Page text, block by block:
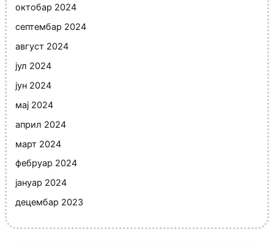
октобар 2024
септембар 2024
август 2024
јул 2024
јун 2024
мај 2024
април 2024
март 2024
фебруар 2024
јануар 2024
децембар 2023